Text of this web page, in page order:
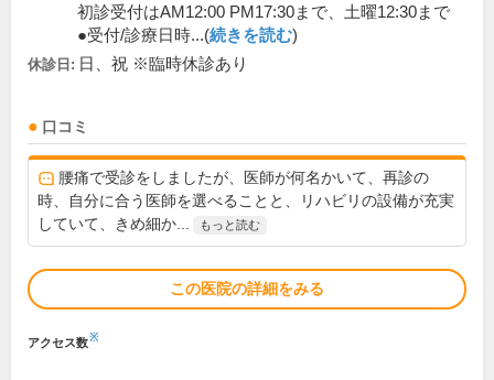
初診受付はAM12:00 PM17:30まで、土曜12:30まで
●受付/診療日時...(続きを読む)
休診日: 日、祝 ※臨時休診あり
口コミ
腰痛で受診をしましたが、医師が何名かいて、再診の
時、自分に合う医師を選べることと、リハビリの設備が充実
していて、きめ細か...
もっと読む
この医院の詳細をみる
アクセス数※